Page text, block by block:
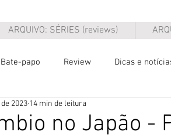
ARQUIVO: SÉRIES (reviews)
Bate-papo Review Dicas e
no Japão -
2023 14 min de leitura